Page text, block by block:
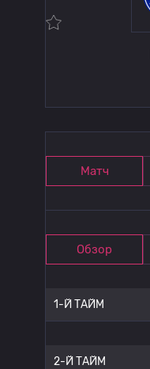
Матч
Обзор
1-Й ТАЙМ
2-Й ТАЙМ